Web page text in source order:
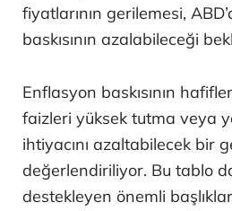
fiyatlarının gerilemesi,
baskısının azalabileceği
Enflasyon baskısının
faizleri yüksek tutma veya
ihtiyacını azaltabilecek bir
değerlendiriliyor. Bu tablo
destekleyen önemli